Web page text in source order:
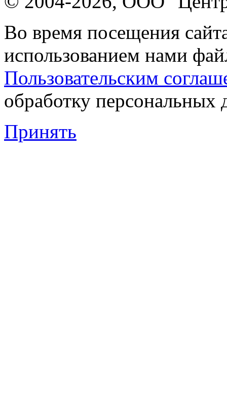
Во время посещения
использованием нами
Пользовательским
обработку персональных
Принять